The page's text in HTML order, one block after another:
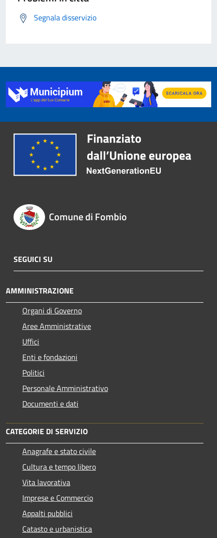
Segnala disservizio
Comune di Fombio
SEGUICI SU
AMMINISTRAZIONE
Organi di Governo
Aree Amministrative
Uffici
Enti e fondazioni
Politici
Personale Amministrativo
Documenti e dati
CATEGORIE DI SERVIZIO
Anagrafe e stato civile
Cultura e tempo libero
Vita lavorativa
Imprese e Commercio
Appalti pubblici
Catasto e urbanistica